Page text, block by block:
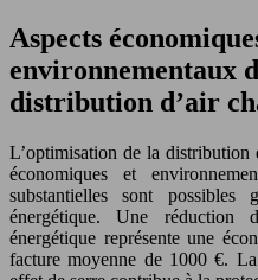
Aspects
environnementaux
distribution d’air
L’optimisation de la distribution
économiques et
substantielles sont
énergétique. Une
énergétique représente une
facture moyenne de 1000 €.